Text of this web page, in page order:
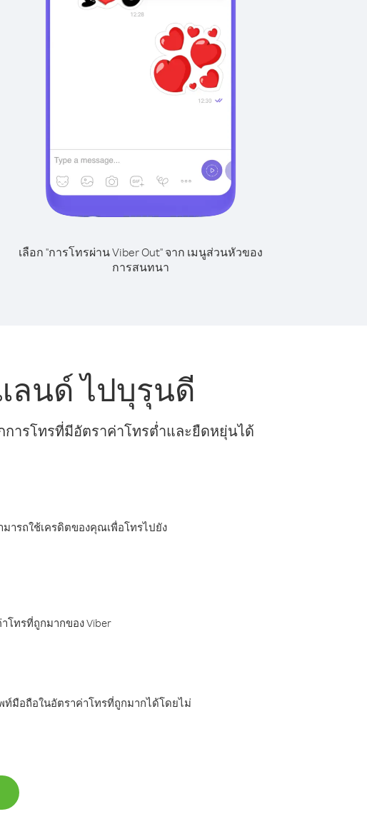
เลือก "การโทรผ่าน Viber Out" จาก เมนูส่วนหัวของ
การสนทนา
ลนด์ ไปบุรุนดี
ารโทรที่มีอัตราค่าโทรต่ำและยืดหยุ่นได้
ารถใช้เครดิตของคุณเพื่อโทรไปยัง
โทรที่ถูกมากของ Viber
มือถือในอัตราค่าโทรที่ถูกมากได้โดยไม่